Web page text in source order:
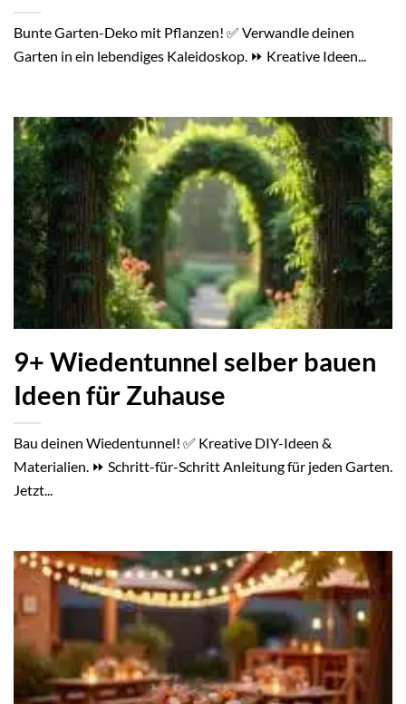
Bunte Garten-Deko mit Pflanzen! ✅ Verwandle deinen
Garten in ein lebendiges Kaleidoskop. ⏩ Kreative Ideen...
9+ Wiedentunnel selber bauen
Ideen für Zuhause
Bau deinen Wiedentunnel! ✅ Kreative DIY-Ideen &
Materialien. ⏩ Schritt-für-Schritt Anleitung für jeden Garten.
Jetzt...